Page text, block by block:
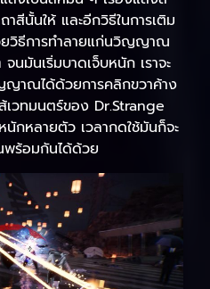
าสีนั้นให้ และอีกวิธีในการเติม
ยวิธีการทำลายแก่นวิญญาณ
นมันเริ่มบาดเจ็บหนัก เราจะ
ญาณได้ด้วยการคลิกขวาค้าง
เวทมนตร์ของ Dr.Strange
นักหลายตัว เวลากดใช้มันก็จะ
ร้อมกันได้ด้วย